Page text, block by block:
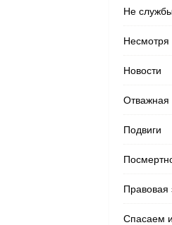
Не
Несмотря
Новости
Отважная
Подвиги
Правовая
Спасаем